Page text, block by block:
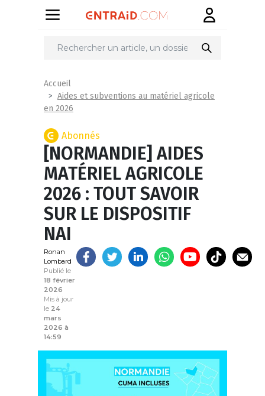
Partager
Accueil
Aides et subventions au matériel agricole
en 2026
Abonnés
[NORMANDIE] AIDES
MATÉRIEL AGRICOLE
2026 : TOUT SAVOIR
SUR LE DISPOSITIF
NAI
Ronan
Lombard
Publié le
18 février
2026
Mis à jour
le 24
mars
2026 à
14:59